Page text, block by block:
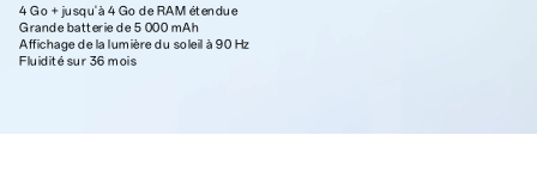
4 Go + jusqu'à 4 Go de RAM étendue
Grande batterie de 5 000 mAh
Affichage de la lumière du soleil à 90 Hz
Fluidité sur 36 mois